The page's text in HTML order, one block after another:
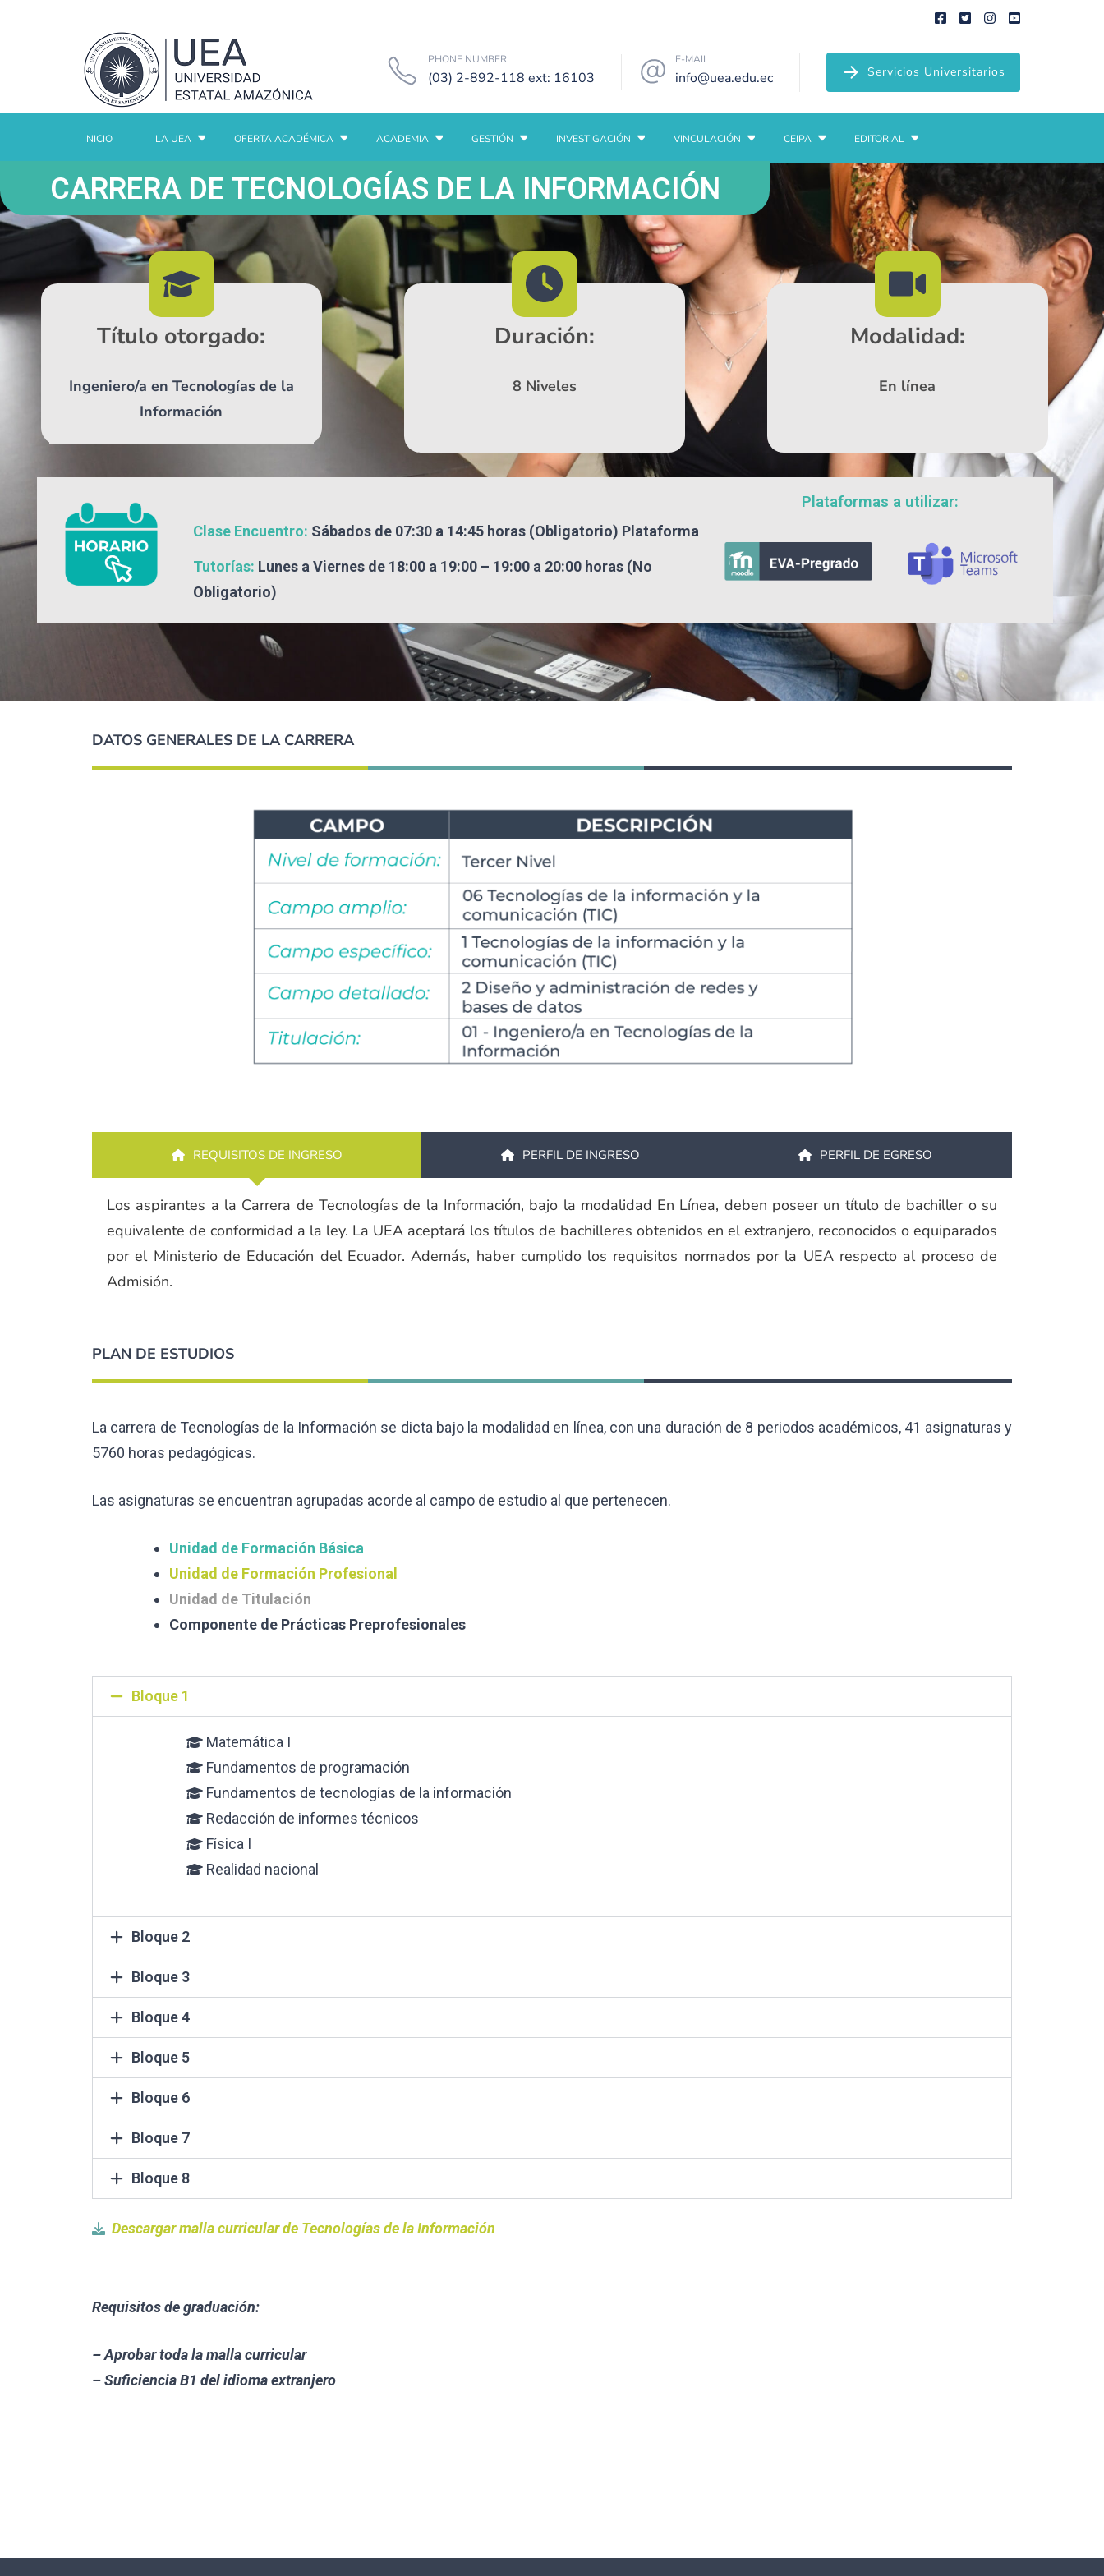
PHONE NUMBER
(03) 2-892-118 ext: 16103
E-MAIL
info@uea.edu.ec Servicios Universitarios
INICIO LA UEA OFERTA ACADÉMICA ACADEMIA GESTIÓN INVESTIGACIÓN VINCULACIÓN CEIPA EDITORIAL
CARRERA DE TECNOLOGÍAS DE LA INFORMACIÓN
Título otorgado:
Ingeniero/a en Tecnologías de la
Información
Duración:
8 Niveles
Modalidad:
En línea
Clase Encuentro: Sábados de 07:30 a 14:45 horas (Obligatorio) Plataforma
Tutorías: Lunes a Viernes de 18:00 a 19:00 – 19:00 a 20:00 horas (No
Obligatorio)
Plataformas a utilizar:
DATOS GENERALES DE LA CARRERA
REQUISITOS DE INGRESO PERFIL DE INGRESO PERFIL DE EGRESO
Los aspirantes a la Carrera de Tecnologías de la Información, bajo la modalidad En Línea, deben poseer un título de bachiller o su
equivalente de conformidad a la ley. La UEA aceptará los títulos de bachilleres obtenidos en el extranjero, reconocidos o equiparados
por el Ministerio de Educación del Ecuador. Además, haber cumplido los requisitos normados por la UEA respecto al proceso de
Admisión.
PLAN DE ESTUDIOS
La carrera de Tecnologías de la Información se dicta bajo la modalidad en línea, con una duración de 8 periodos académicos, 41 asignaturas y
5760 horas pedagógicas.
Las asignaturas se encuentran agrupadas acorde al campo de estudio al que pertenecen.
Unidad de Formación Básica
Unidad de Formación Profesional
Unidad de Titulación
Componente de Prácticas Preprofesionales
Bloque 1
Matemática I
Fundamentos de programación
Fundamentos de tecnologías de la información
Redacción de informes técnicos
Física I
Realidad nacional
Bloque 2
Bloque 3
Bloque 4
Bloque 5
Bloque 6
Bloque 7
Bloque 8
Descargar malla curricular de Tecnologías de la Información
Requisitos de graduación:
– Aprobar toda la malla curricular
– Suficiencia B1 del idioma extranjero